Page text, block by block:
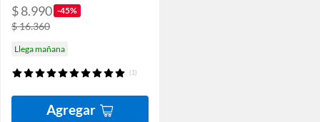
$ 8.990 -45%
$ 16.360
Llega mañana
(1)
Agregar